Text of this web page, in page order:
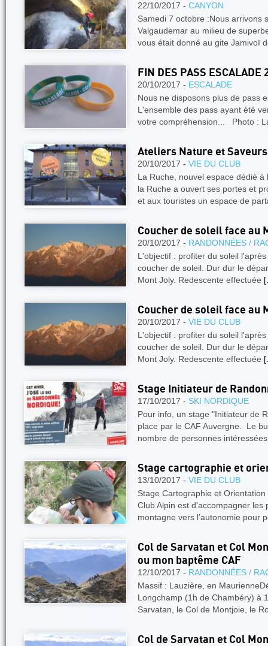
22/10/2017 - CANYON
Samedi 7 octobre :Nous arrivons
Valgaudemar au milieu de
vous était donné au gite Jamivoï
FIN DES PASS
20/10/2017 - ESCALADE
Nous ne disposons plus de pass
L'ensemble des pass ayant été
votre compréhension... Photo :
Ateliers Nature et
20/10/2017 - VIE DU CLUB
La Ruche, nouvel espace dédié
la Ruche a ouvert ses portes et
et aux touristes un espace de
Coucher de soleil face au
20/10/2017 - RANDONNÉES /
L'objectif : profiter du soleil
coucher de soleil. Dur dur le
Mont Joly. Redescente effectuée
Coucher de soleil face au
20/10/2017 - VIE DU CLUB
L'objectif : profiter du soleil
coucher de soleil. Dur dur le
Mont Joly. Redescente effectuée
Stage Initiateur de
17/10/2017 - SKI NORDIQUE
Pour info, un stage "Initiateur de
place par le CAF Auvergne. Le
nombre de personnes
Stage cartographie et
13/10/2017 - VIE DU CLUB
Stage Cartographie et
Club Alpin est d'accompagner les
montagne vers l’autonomie pour
Col de Sarvatan et Col
ou mon baptême CAF
12/10/2017 - RANDONNÉES /
Massif : Lauzière, en
Longchamp (1h de Chambéry) à
Sarvatan, le Col de Montjoie, le
Col de Sarvatan et Col